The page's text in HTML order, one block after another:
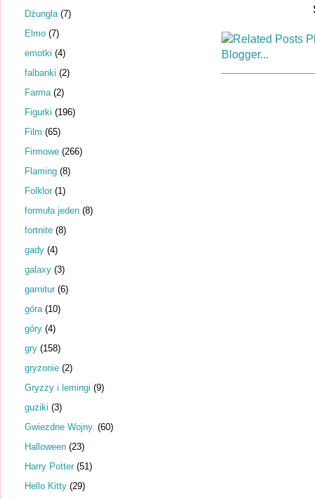
Dżungla (7)
Elmo (7)
emotki (4)
falbanki (2)
Farma (2)
Figurki (196)
Film (65)
Firmowe (266)
Flaming (8)
Folklor (1)
formuła jeden (8)
fortnite (8)
gady (4)
galaxy (3)
garnitur (6)
góra (10)
góry (4)
gry (158)
gryzonie (2)
Gryzzy i lemingi (9)
guziki (3)
Gwiezdne Wojny. (60)
Halloween (23)
Harry Potter (51)
Hello Kitty (29)